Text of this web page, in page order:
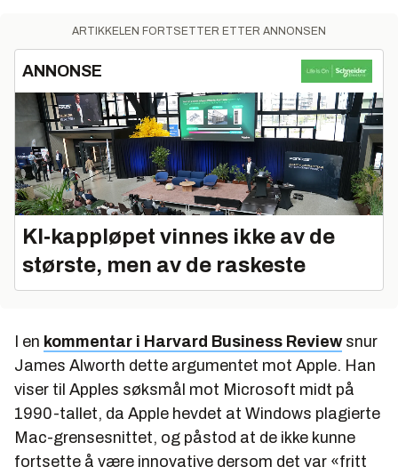
ARTIKKELEN FORTSETTER ETTER ANNONSEN
ANNONSE
KI‑kappløpet vinnes ikke av de
største, men av de raskeste
I en kommentar i Harvard Business Reviewsnur
James Alworth dette argumentet mot Apple. Han
viser til Apples søksmål mot Microsoft midt på
1990-tallet, da Apple hevdet at Windows plagierte
Mac-grensesnittet, og påstod at de ikke kunne
fortsette å være innovative dersom det var «fritt